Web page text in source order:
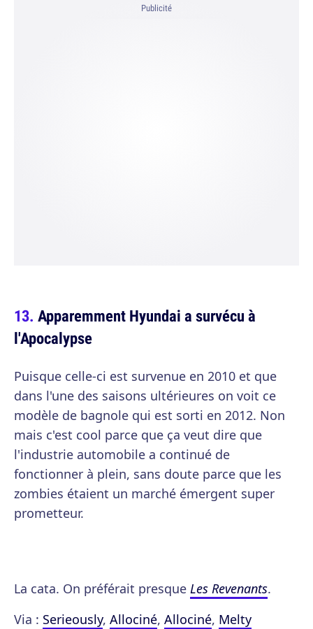
Publicité
Apparemment Hyundai a survécu à
l'Apocalypse
Puisque celle-ci est survenue en 2010 et que
dans l'une des saisons ultérieures on voit ce
modèle de bagnole qui est sorti en 2012. Non
mais c'est cool parce que ça veut dire que
l'industrie automobile a continué de
fonctionner à plein, sans doute parce que les
zombies étaient un marché émergent super
prometteur.
La cata. On préférait presque Les Revenants.
Via : Serieously, Allociné, Allociné, Melty